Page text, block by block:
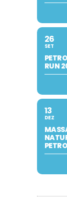
26
SET
RUN
13
DEZ